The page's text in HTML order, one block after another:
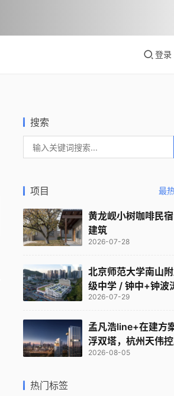
登录
搜索
项目 最
黄龙岘小树咖啡民
建筑
2026-07-28
北京师范大学南山
级中学 / 钟中+钟波
室
2026-07-29
孟凡浩line+在建方
浮双塔，杭州天伟
团总部
2026-08-05
热门标签